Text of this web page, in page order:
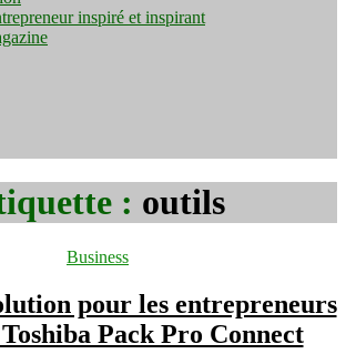
inspiré et inspirant
: outils
Catégories
Business
pour les entrepreneurs
Pack Pro Connect